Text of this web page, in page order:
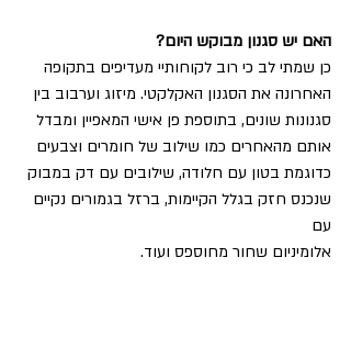
האם יש סגנון מבוקש היום?
כן שמתי לב כי רוב לקוחותיי מעדיפים בתקופה
האחרונה את הסגנון האקלקטי. מיזוג וערבוב בין
סגנונות שונים, בתוספת פן אישי המאפיין ומבדל
אותם מהאחרים כמו שילוב של חומרים וצבעים
כדוגמת בטון עם חלודה, שילובים עם דק במבוק
שנכנס חזק בגלל הקיימות, ברזל בגמורים נקיים
עם
אלומיניום שחור מחוספס ועוד.